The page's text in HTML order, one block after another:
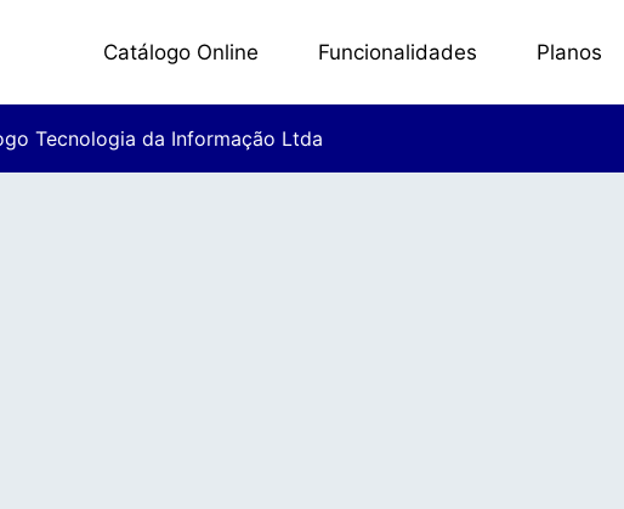
Catálogo Online Funcionalidades Planos
Tecnologia da Informação Ltda